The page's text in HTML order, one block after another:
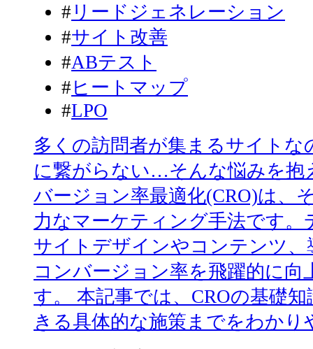
# リードジェネレーション
#サイト改善
#ABテスト
# ヒートマップ
#LPO
多くの訪問者が集まるサイトな
に繋がらない…そんな悩みを抱
バージョン率最適化(CRO)は、
力なマーケティング手法です。
サイトデザインやコンテンツ
コンバージョン率を飛躍的に
す。 本記事では、CROの基礎
きる具体的な施策までをわかり